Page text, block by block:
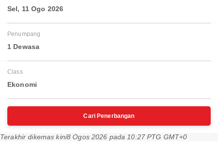
Sel, 11 Ogo 2026
Penumpang
1 Dewasa
Class
Ekonomi
Cari Penerbangan
Terakhir dikemas kini8 Ogos 2026 pada 10:27 PTG GMT+0